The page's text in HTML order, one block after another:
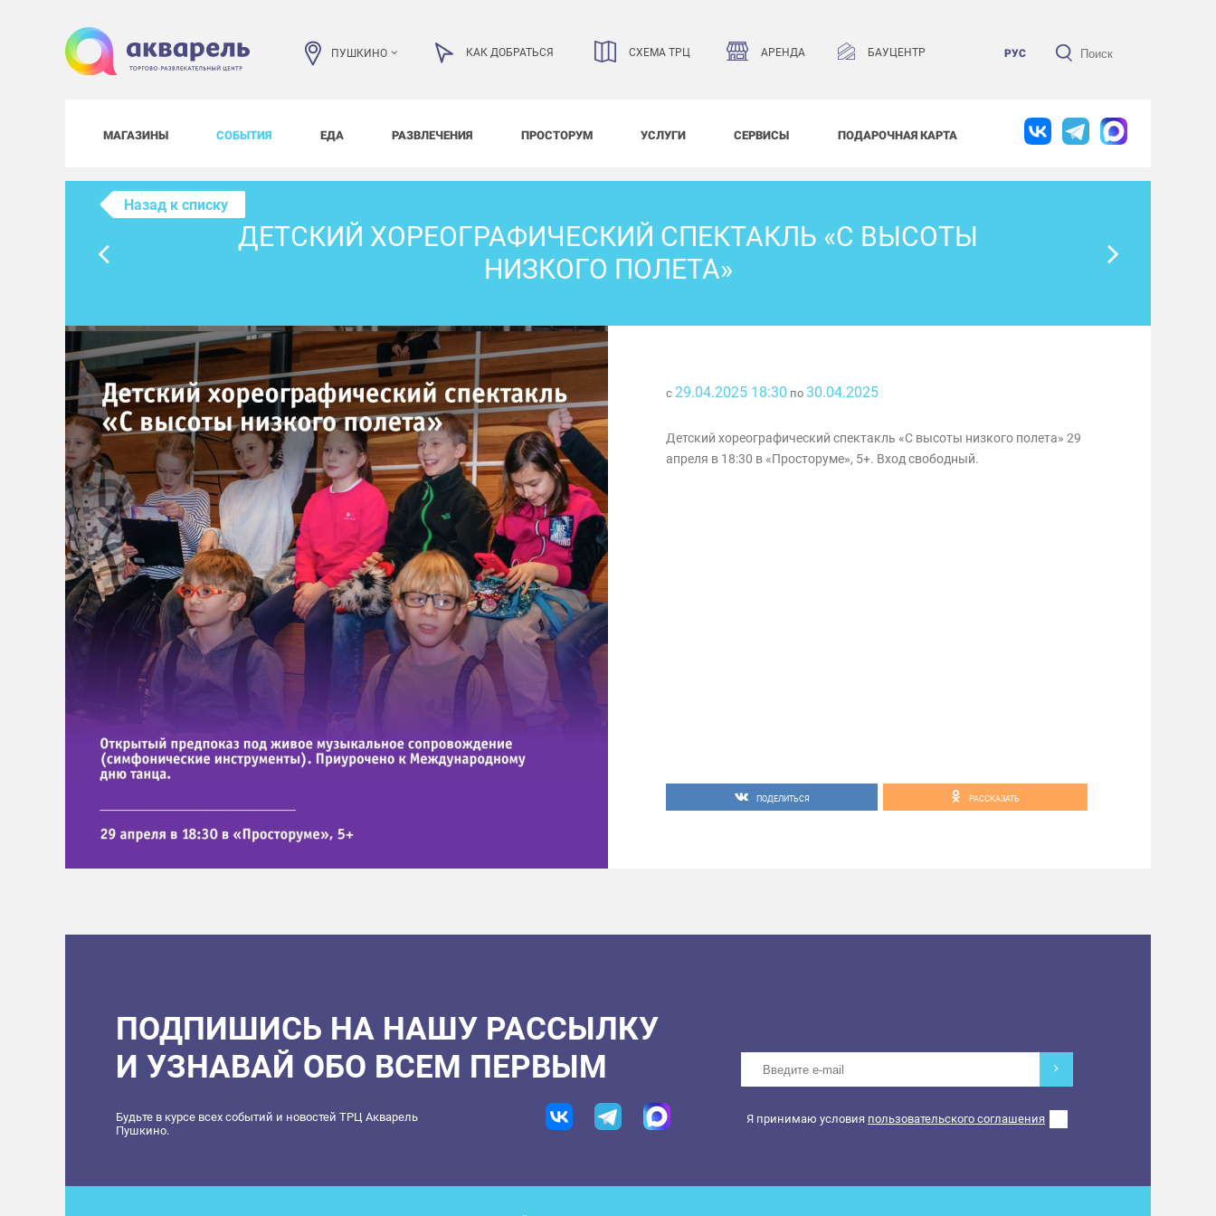
ПУШКИНО КАК ДОБРАТЬСЯ СХЕМА ТРЦ АРЕНДА БАУЦЕНТР РУС
МАГАЗИНЫ СОБЫТИЯ ЕДА РАЗВЛЕЧЕНИЯ ПРОСТОРУМ УСЛУГИ СЕРВИСЫ ПОДАРОЧНАЯ КАРТА
Назад к списку
ДЕТСКИЙ ХОРЕОГРАФИЧЕСКИЙ СПЕКТАКЛЬ «С ВЫСОТЫ
НИЗКОГО ПОЛЕТА»
с 29.04.2025 18:30 по 30.04.2025
Детский хореографический спектакль «С высоты низкого полета» 29
апреля в 18:30 в «Просторуме», 5+. Вход свободный.
ПОДЕЛИТЬСЯ РАССКАЗАТЬ
ПОДПИШИСЬ НА НАШУ РАССЫЛКУ
И УЗНАВАЙ ОБО ВСЕМ ПЕРВЫМ
Будьте в курсе всех событий и новостей ТРЦ Акварель
Пушкино.
Я принимаю условия пользовательского соглашения